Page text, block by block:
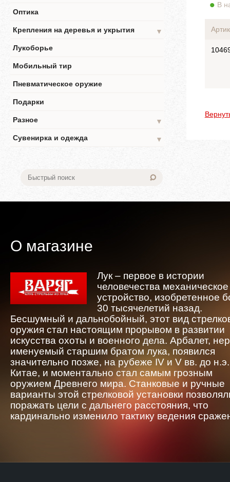
Оптика
Крепления на деревья и укрытия
▼
Лукоборье
Мобильный тир
Пневматическое оружие
Подарки
Разное
▼
Сувенирка и одежда
▼
В
О магазине
Лук – первое в истории
человечества механическое
устройство, изобретенное
30 тысячелетий назад.
Бесшумный и дальнобойный, этот вид
оружия стал настоящим прорывом в развитии
искусства охоты и военного дела. Арбалет,
именуемый старшим братом лука, появился
значительно позже, на рубеже IV и V вв. до
Китае, и моментально стал самым грозным
оружием Древнего мира. Станковые и ручные
варианты этой стрелковой установки
поражать цели с дальнего расстояния, что
кардинально изменило тактику ведения